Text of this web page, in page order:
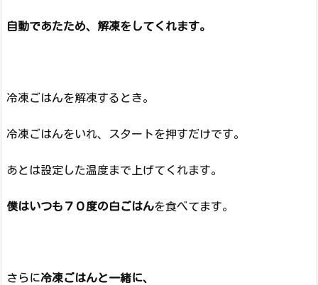
自動であたため、解凍をしてくれます。
冷凍ごはんを解凍するとき。
冷凍ごはんをいれ、スタートを押すだけです。
あとは設定した温度まで上げてくれます。
僕はいつも７０度の白ごはんを食べてます。
さらに冷凍ごはんと一緒に、